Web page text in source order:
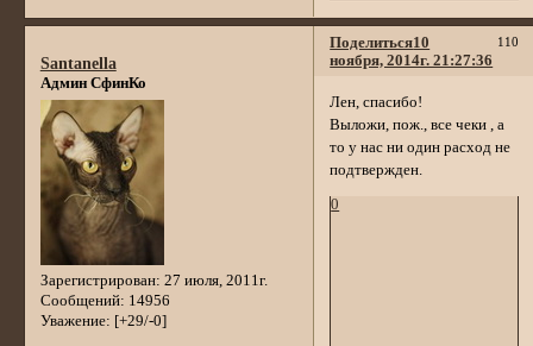
Поделиться 110
10
ноября, 2014г. 21:27:36
Santanella
Админ СфинКо
Зарегистрирован: 27 июля, 2011г.
Сообщений: 14956
Уважение: [+29/-0]
Лен, спасибо!
Выложи, пож., все чеки , а
то у нас ни один расход не
подтвержден.
0